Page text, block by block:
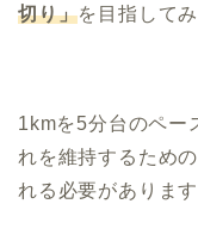
切り」を目指して
1kmを5分台のペー
れを維持するための
れる必要があります